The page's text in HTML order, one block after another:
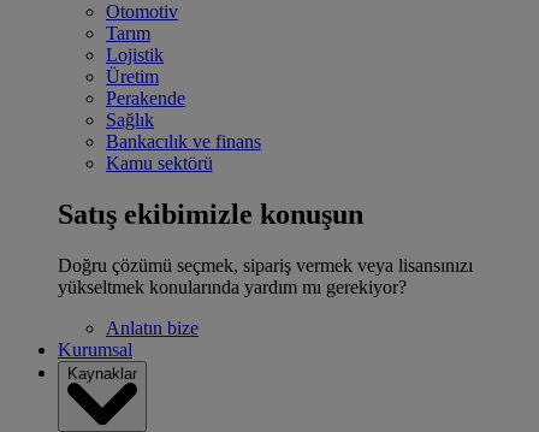
Otomotiv
Tarım
Lojistik
Üretim
Perakende
Sağlık
Bankacılık ve finans
Kamu sektörü
Satış ekibimizle konuşun
Doğru çözümü seçmek, sipariş vermek veya lisansınızı
yükseltmek konularında yardım mı gerekiyor?
Anlatın bize
Kurumsal
Kaynaklar